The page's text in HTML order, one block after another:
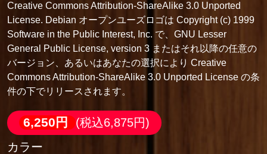
Creative Commons Attribution-ShareAlike 3.0 Unported
License. Debian オープンユーズロゴは Copyright (c) 1999
Software in the Public Interest, Inc. で、GNU Lesser
General Public License, version 3 またはそれ以降の任意の
バージョン、あるいはあなたの選択により Creative
Commons Attribution-ShareAlike 3.0 Unported License の条
件の下でリリースされます。
6,250円
(税込6,875円)
カラー